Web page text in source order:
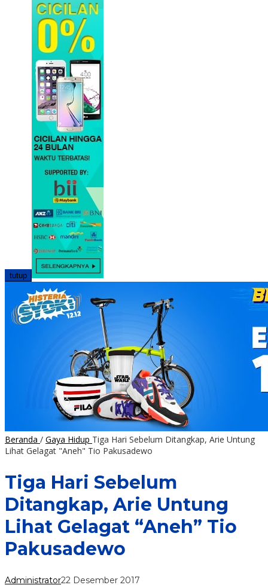
tutup
Beranda / Gaya Hidup Tiga Hari Sebelum Ditangkap, Arie Untung
Lihat Gelagat "Aneh" Tio Pakusadewo
Tiga Hari Sebelum
Ditangkap, Arie Untung
Lihat Gelagat “Aneh” Tio
Pakusadewo
Administrator22 Desember 2017